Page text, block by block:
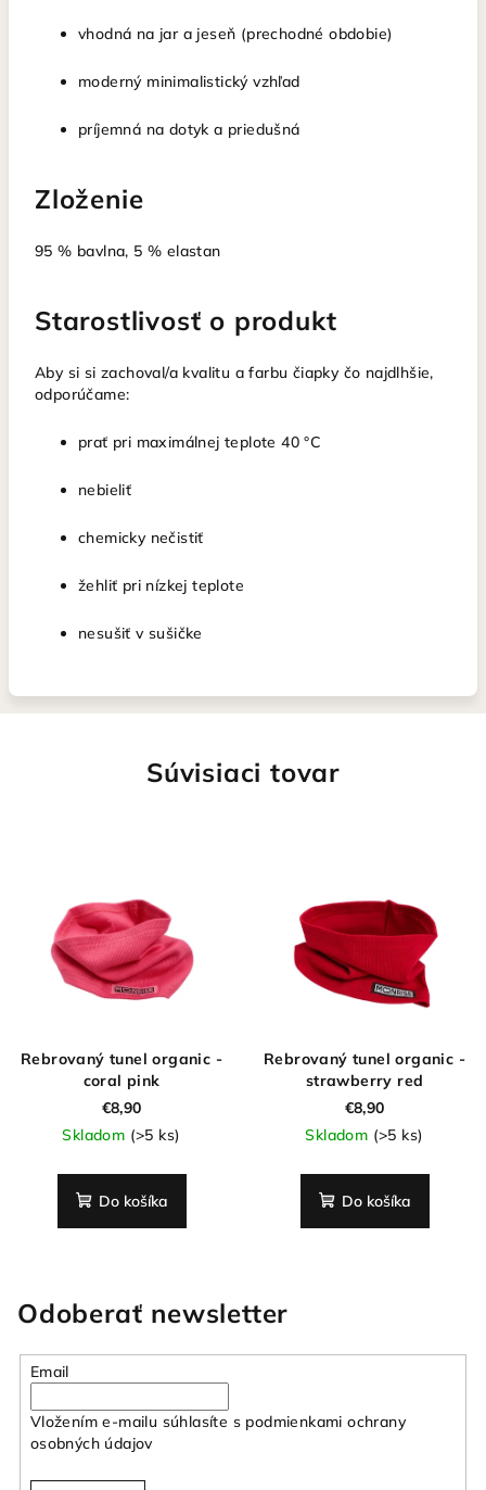
vhodná na jar a jeseň (prechodné obdobie)
moderný minimalistický vzhľad
príjemná na dotyk a priedušná
Zloženie
95 % bavlna, 5 % elastan
Starostlivosť o produkt
Aby si si zachoval/a kvalitu a farbu čiapky čo najdlhšie,
odporúčame:
prať pri maximálnej teplote 40 °C
nebieliť
chemicky nečistiť
žehliť pri nízkej teplote
nesušiť v sušičke
Súvisiaci tovar
Rebrovaný tunel organic -
coral pink
€8,90
Skladom (>5 ks)
Do košíka
Rebrovaný tunel organic -
strawberry red
€8,90
Skladom (>5 ks)
Do košíka
Odoberať newsletter
Email
Vložením e-mailu súhlasíte s podmienkami ochrany
osobných údajov